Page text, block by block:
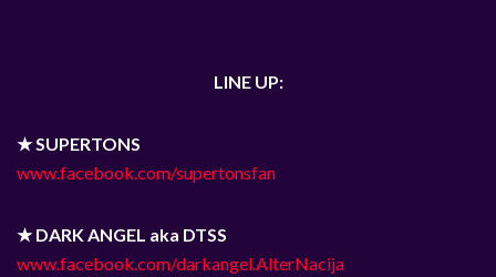
LINE UP:
★ SUPERTONS
www.facebook.com/supertonsfan
★ DARK ANGEL aka DTSS
www.facebook.com/darkangel.AlterNacija